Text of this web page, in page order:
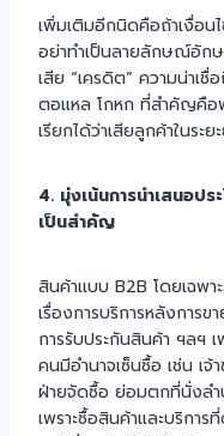
เพิ่มเติมอีกนิดคือถ้าเงื่อน
อย่าทำเป็นลายลักษณ์อักษ
เสีย “เครดิต” ความน่าเ
ตอแหล โกหก ที่สำคัญคือ
เรียกได้ว่าเสียลูกค้าในระย
4. มุ่งเน้นการนำเสนอปร
เป็นสำคัญ
สินค้าแบบ B2B โดยเฉพา
เรื่องการบริการหลังการ
การรับประกันสินค้า ฯลฯ
คนมีอำนาจเซ็นซื้อ เช่น เ
ฝ่ายจัดซื้อ ย่อมตกที่นั่งลำ
เพราะซื้อสินค้าและบริกา